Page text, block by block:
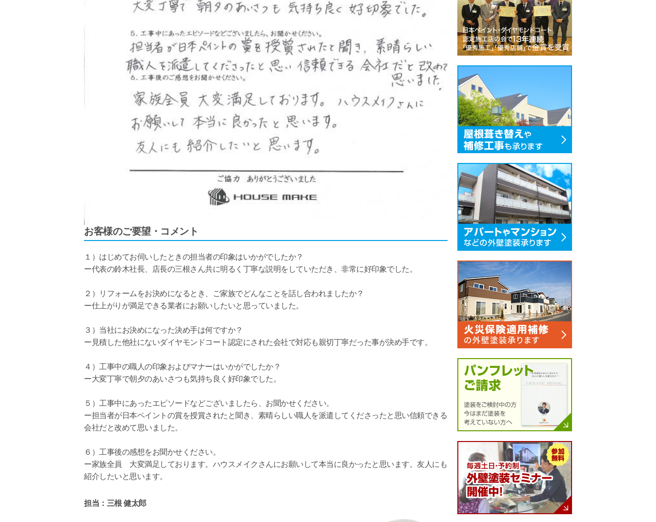
お客様のご要望・コメント
１）はじめてお伺いしたときの担当者の印象はいかがでしたか？
ー代表の鈴木社長、店長の三根さん共に明るく丁寧な説明をしていただき、非常に好印象でした。
２）リフォームをお決めになるとき、ご家族でどんなことを話し合われましたか？
ー仕上がりが満足できる業者にお願いしたいと思っていました。
３）当社にお決めになった決め手は何ですか？
ー見積した他社にないダイヤモンドコート認定にされた会社で対応も親切丁寧だった事が決め手です。
４）工事中の職人の印象およびマナーはいかがでしたか？
ー大変丁寧で朝夕のあいさつも気持ち良く好印象でした。
５）工事中にあったエピソードなどございましたら、お聞かせください。
ー担当者が日本ペイントの賞を授賞されたと聞き、素晴らしい職人を派遣してくださったと思い信頼できる
会社だと改めて思いました。
６）工事後の感想をお聞かせください。
ー家族全員 大変満足しております。ハウスメイクさんにお願いして本当に良かったと思います。友人にも
紹介したいと思います。
担当：三根 健太郎